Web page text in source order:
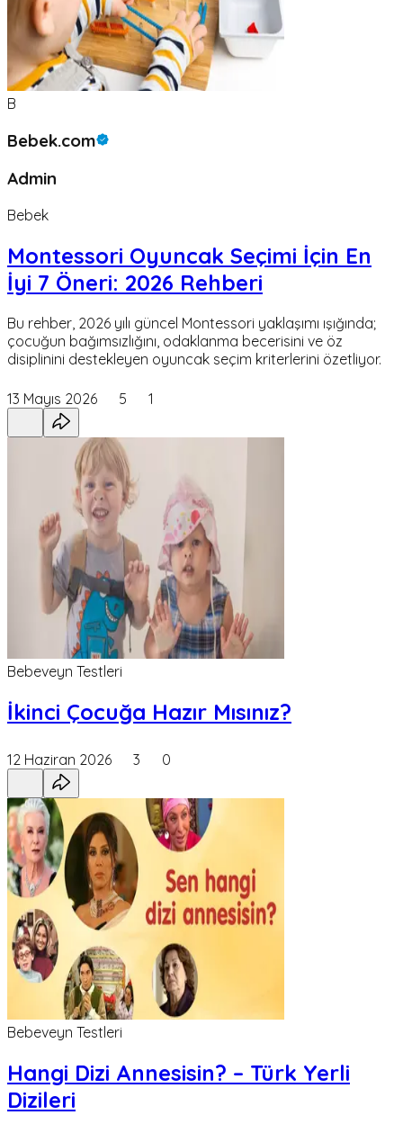
B
Bebek.com
Admin
Bebek
Montessori Oyuncak Seçimi İçin En
İyi 7 Öneri: 2026 Rehberi
Bu rehber, 2026 yılı güncel Montessori yaklaşımı ışığında;
çocuğun bağımsızlığını, odaklanma becerisini ve öz
disiplinini destekleyen oyuncak seçim kriterlerini özetliyor.
13 Mayıs 2026 5 1
Bebeveyn Testleri
İkinci Çocuğa Hazır Mısınız?
12 Haziran 2026 3 0
Bebeveyn Testleri
Hangi Dizi Annesisin? – Türk Yerli
Dizileri